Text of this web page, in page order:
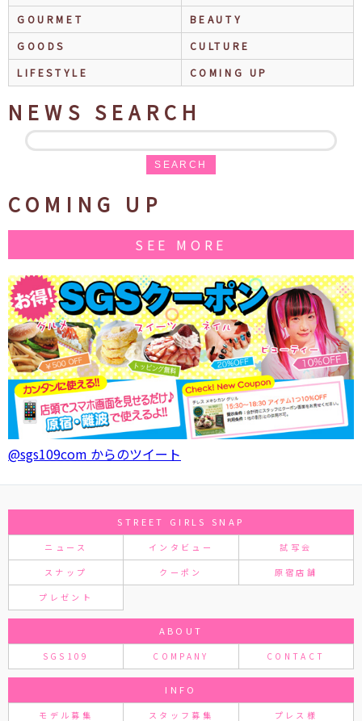
GOURMET
BEAUTY
GOODS
CULTURE
LIFESTYLE
COMING UP
NEWS SEARCH
SEARCH
COMING UP
SEE MORE
@sgs109com からのツイート
STREET GIRLS SNAP
ニュース インタビュー 試写会
スナップ クーポン 原宿店舗
プレゼント
ABOUT
SGS109 COMPANY CONTACT
INFO
モデル募集 スタッフ募集 プレス様